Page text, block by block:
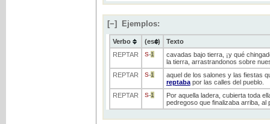
[−] Ejemplos:
Verbo (ess)
Texto
REPTAR
S-1
cavadas bajo tierra, ¡y qué
la tierra, arrastrandonos sobre
REPTAR
S-1
aquel de los salones y las fiestas
reptabapor las calles del pueblo.
REPTAR
S-1
Por aquella ladera, cubierta toda
pedregoso que finalizaba arriba, al